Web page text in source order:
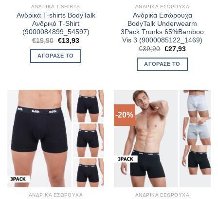
ΑΝΔΡΙΚΆ T-SHIRTS
Ανδρικά T-shirts BodyTalk
Ανδρικό Τ-Shirt
(9000084899_54597)
€19,90 Original
was:
€19,90.
€13,93Η
ΑΓΌΡΑΣΈ ΤΟ
ΑΝΔΡΙΚΆ ΕΣΏΡΟΥΧΑ
Ανδρικά Εσώρουχα
BodyTalk Underwearm
3Pack Trunks 65%Bamboo
Vis 3 (9000085122_1469)
€39,90 Original
was:
€39,90.
€27,93Η
ΑΓΌΡΑΣΈ ΤΟ
ΑΝΔΡΙΚΆ ΕΣΏΡΟΥΧΑ
-20%
ΑΝΔΡΙΚΆ ΕΣΏΡΟΥΧΑ